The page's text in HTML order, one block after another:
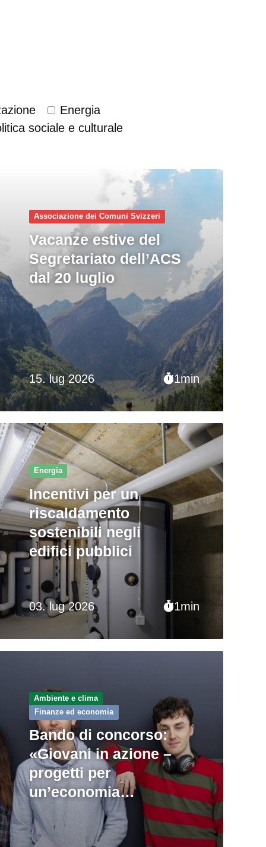
Energia
sociale e culturale
15. lug 2026 1min
Associazione dei Comuni Svizzeri
Vacanze estive del
Segretariato dell’ACS
dal 20 luglio
03. lug 2026 1min
Energia
Incentivi per un
riscaldamento
sostenibili negli
edifici pubblici
Ambiente e clima
Finanze ed economia
Bando di concorso:
«Giovani in azione –
progetti per
un’economia
sostenibile»